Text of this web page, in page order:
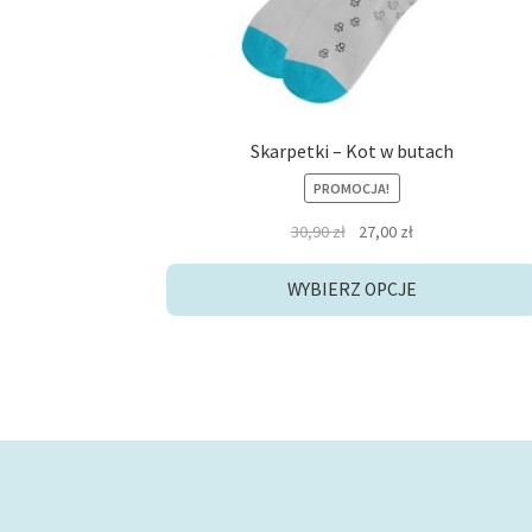
Skarpetki – Kot w butach
PROMOCJA!
30,90zł
Pierwotna
wynosiła:
27,00 złAktualna
wynosi:
WYBIERZ OPCJE